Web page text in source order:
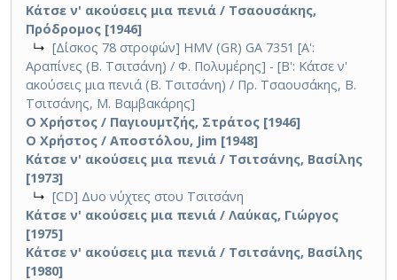
Κάτσε ν' ακούσεις μια πενιά / Τσαουσάκης,
Πρόδρομος [1946]
↳ [Δίσκος 78 στροφών] HMV (GR) GA 7351 [Α':
Αραπίνες (Β. Τσιτσάνη) / Φ. Πολυμέρης] - [Β': Κάτσε ν'
ακούσεις μια πενιά (Β. Τσιτσάνη) / Πρ. Τσαουσάκης, Β.
Τσιτσάνης, Μ. Βαμβακάρης]
Ο Χρήστος / Παγιουμτζής, Στράτος [1946]
Ο Χρήστος / Αποστόλου, Jim [1948]
Κάτσε ν' ακούσεις μια πενιά / Τσιτσάνης, Βασίλης
[1973]
↳ [CD] Δυο νύχτες στου Τσιτσάνη
Κάτσε ν' ακούσεις μια πενιά / Λαύκας, Γιώργος
[1975]
Κάτσε ν' ακούσεις μια πενιά / Τσιτσάνης, Βασίλης
[1980]